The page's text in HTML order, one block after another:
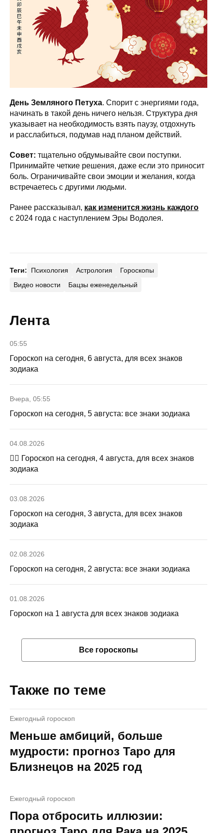
День Земляного Петуха. Спорит с энергиями года,
начинать в такой день ничего нельзя. Структура дня
указывает на необходимость взять паузу, отдохнуть
и расслабиться, подумав над планом действий.
Совет: тщательно обдумывайте свои поступки.
Принимайте четкие решения, даже если это приносит
боль. Ограничивайте свои эмоции и желания, когда
встречаетесь с другими людьми.
Ранее рассказывал, как изменится жизнь каждого
с 2024 года с наступлением Эры Водолея.
Теги: Психология Астрология
Гороскопы
Видео новости
Бацзы еженедельный
Лента
05:55
Гороскоп на сегодня, 6 августа, для всех знаков
зодиака
Вчера, 05:55
Гороскоп на сегодня, 5 августа: все знаки зодиака
04.08.2026
🧙‍♀ Гороскоп на сегодня, 4 августа, для всех знаков
зодиака
03.08.2026
Гороскоп на сегодня, 3 августа, для всех знаков
зодиака
02.08.2026
Гороскоп на сегодня, 2 августа: все знаки зодиака
01.08.2026
Гороскоп на 1 августа для всех знаков зодиака
Все гороскопы
Также по теме
Ежегодный гороскоп
Меньше амбиций, больше
мудрости: прогноз Таро для
Близнецов на 2025 год
Ежегодный гороскоп
Пора отбросить иллюзии: